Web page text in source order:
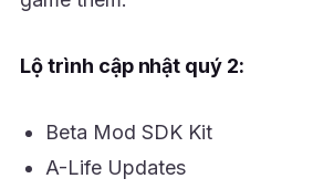
Lộ trình cập nhật quý 2:
Beta Mod SDK Kit
A-Life Updates